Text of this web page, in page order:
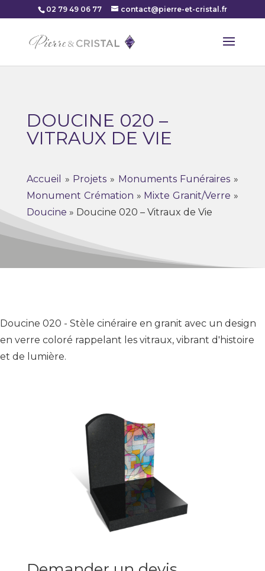
02 79 49 06 77 contact@pierre-et-cristal.fr
DOUCINE 020 –
VITRAUX DE VIE
Accueil » Projets » Monuments Funéraires »
Monument Crémation » Mixte Granit/Verre »
Doucine » Doucine 020 – Vitraux de Vie
Doucine 020 - Stèle cinéraire en granit avec un design
en verre coloré rappelant les vitraux, vibrant d'histoire
et de lumière.